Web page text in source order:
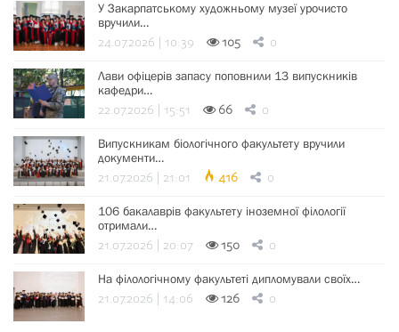
У Закарпатському художньому музеї урочисто
вручили…
24.07.2026 | 10:39 105 0
Лави офіцерів запасу поповнили 13 випускників
кафедри…
22.07.2026 | 15:51 66 0
Випускникам біологічного факультету вручили
документи…
21.07.2026 | 21:01 416 0
106 бакалаврів факультету іноземної філології
отримали…
21.07.2026 | 20:07 150 0
На філологічному факультеті дипломували своїх…
21.07.2026 | 14:06 126 0